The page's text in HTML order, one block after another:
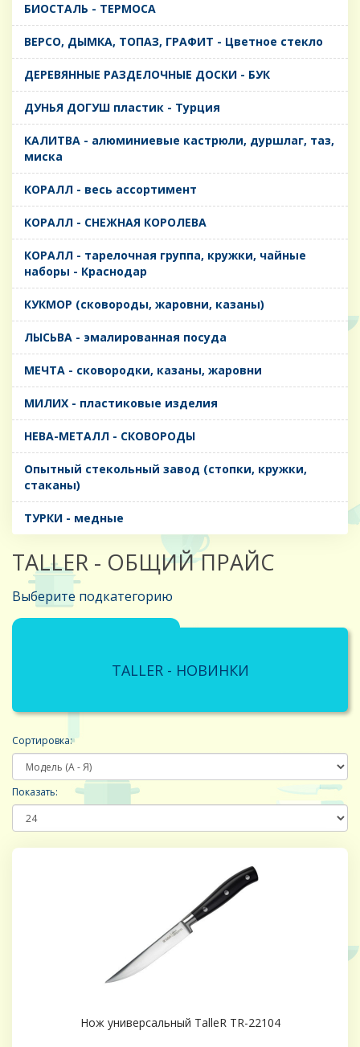
БИОСТАЛЬ - ТЕРМОСА
ВЕРСО, ДЫМКА, ТОПАЗ, ГРАФИТ - Цветное стекло
ДЕРЕВЯННЫЕ РАЗДЕЛОЧНЫЕ ДОСКИ - БУК
ДУНЬЯ ДОГУШ пластик - Турция
КАЛИТВА - алюминиевые кастрюли, дуршлаг, таз,
миска
КОРАЛЛ - весь ассортимент
КОРАЛЛ - СНЕЖНАЯ КОРОЛЕВА
КОРАЛЛ - тарелочная группа, кружки, чайные
наборы - Краснодар
КУКМОР (сковороды, жаровни, казаны)
ЛЫСЬВА - эмалированная посуда
МЕЧТА - сковородки, казаны, жаровни
МИЛИХ - пластиковые изделия
НЕВА-МЕТАЛЛ - СКОВОРОДЫ
Опытный стекольный завод (стопки, кружки,
стаканы)
ТУРКИ - медные
TALLER - ОБЩИЙ ПРАЙС
Выберите подкатегорию
TALLER - НОВИНКИ
Сортировка:
Показать:
Нож универсальный TalleR TR-22104